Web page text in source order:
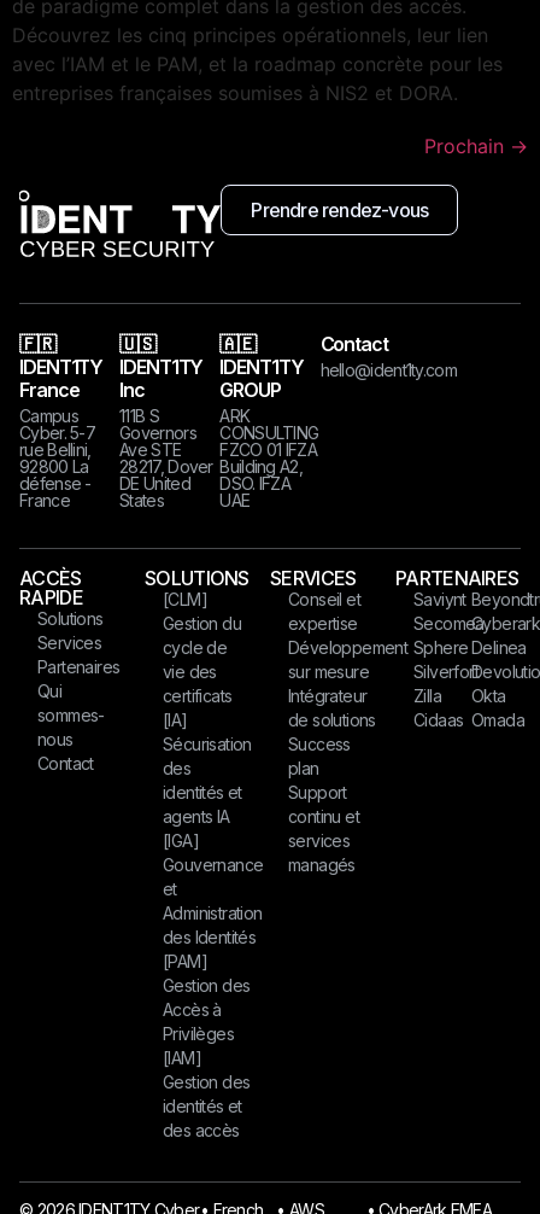
de paradigme complet dans la gestion des accès.
Découvrez les cinq principes opérationnels, leur lien
avec l’IAM et le PAM, et la roadmap concrète pour les
entreprises françaises soumises à NIS2 et DORA.
Prochain →
Prendre rendez-vous
🇫🇷
IDENT1TY
France
Campus
Cyber. 5-7
rue Bellini,
92800 La
défense -
France
🇺🇸
IDENT1TY
Inc
111B S
Governors
Ave STE
28217, Dover
DE United
States​​​
🇦🇪
IDENT1TY
GROUP
ARK
CONSULTING
FZCO 01 IFZA
Building A2,
DSO. IFZA
UAE
Contact
hello@ident1ty.com
ACCÈS
RAPIDE
Solutions
Services
Partenaires
Qui
sommes-
nous
Contact
SOLUTIONS
[CLM]
Gestion du
cycle de
vie des
certificats
[IA]
Sécurisation
des
identités et
agents IA
[IGA]
Gouvernance
et
Administration
des Identités
[PAM]
Gestion des
Accès à
Privilèges
[IAM]
Gestion des
identités et
des accès
SERVICES
Conseil et
expertise
Développement
sur mesure
Intégrateur
de solutions
Success
plan
Support
continu et
services
managés
PARTENAIRES
Saviynt
Secomea
Sphere
Silverfort
Zilla
Cidaas
Cyberark
Delinea
Okta
Omada